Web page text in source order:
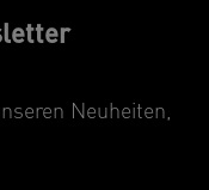
Neuheiten,